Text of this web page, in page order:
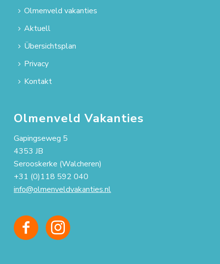
Olmenveld vakanties
Aktuell
Übersichtsplan
Privacy
Kontakt
Olmenveld Vakanties
Gapingseweg 5
4353 JB
Serooskerke (Walcheren)
+31 (0)118 592 040
info@olmenveldvakanties.nl